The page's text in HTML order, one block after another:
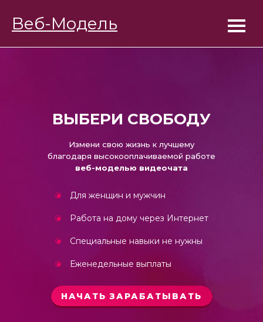
Веб-Модель
BongaModels Работа девушкам
ВЫБЕРИ СВОБОДУ
Измени свою жизнь к лучшему
благодаря высокооплачиваемой работе
веб-моделью видеочата
Для женщин и мужчин
Работа на дому через Интернет
Специальные навыки не нужны
Еженедельные выплаты
НАЧАТЬ ЗАРАБАТЫВАТЬ